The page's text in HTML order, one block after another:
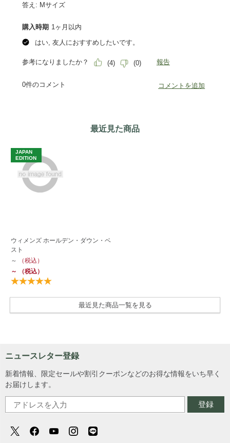
最近見た商品
JAPAN
EDITION
ウィメンズ ホールデン・ダウン・ベ
スト
～
（税込）
～
（税込）
最近見た商品一覧を見る
ニュースレター登録
新着情報、限定セールや割引クーポンなどのお得な情報をいち早く
お届けします。
登録